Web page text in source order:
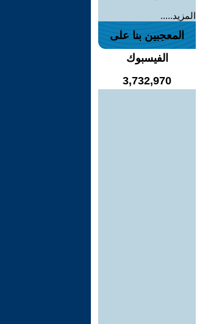
المزيد.....
المعجبين بنا على
الفيسبوك
3,732,970